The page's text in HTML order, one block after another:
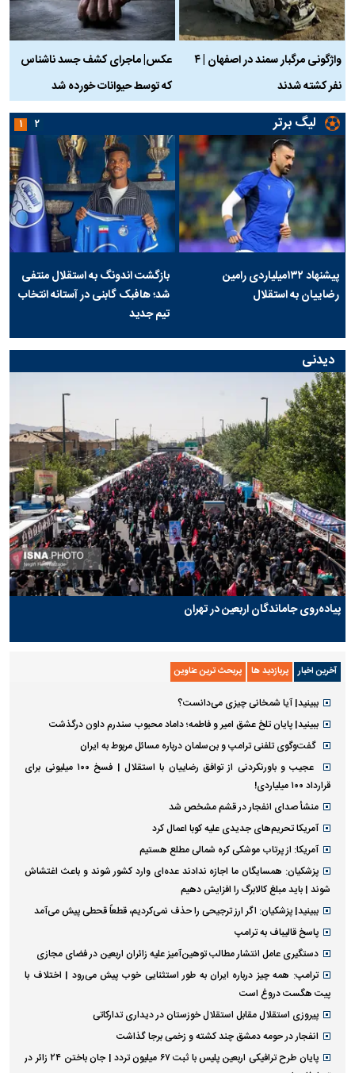
واژگونی مرگبار سمند در اصفهان | ۴
نفر کشته شدند
عکس| ماجرای کشف جسد ناشناس
که توسط حیوانات خورده شد
لیگ برتر
پیشنهاد ۱۳۲میلیاردی رامین
رضاییان به استقلال
بازگشت اندونگ به استقلال منتفی
شد؛ هافبک گابنی در آستانه انتخاب
تیم جدید
۱ ۲
دیدنی
پیاده‌روی جاماندگان اربعین در تهران
آخرین اخبار پربازدید ها پربحث ترین عناوین
ببینید| آیا شمخانی چیزی می‌دانست؟
ببینید| پایان تلخ عشق امیر و فاطمه؛ داماد محبوب سندرم داون درگذشت
گفت‌وگوی تلفنی ترامپ و بن‌سلمان درباره مسائل مربوط به ایران
عجیب و باورنکردنی از توافق رضاییان با استقلال | فسخ ۱۰۰ میلیونی برای
قرارداد ۱۰۰ میلیاردی!
منشأ صدای انفجار در قشم مشخص شد
آمریکا تحریم‌های جدیدی علیه کوبا اعمال کرد
آمریکا: از پرتاب موشکی کره شمالی مطلع هستیم
پزشکیان: همسایگان ما اجازه ندادند عده‌ای وارد کشور شوند و باعث اغتشاش
شوند | باید مبلغ کالابرگ را افزایش دهیم
ببینید| پزشکیان: اگر ارز ترجیحی را حذف نمی‌کردیم، قطعاً قحطی پیش می‌آمد
پاسخ قالیباف به ترامپ
دستگیری عامل انتشار مطالب توهین‌آمیز علیه زائران اربعین در فضای مجازی
ترامپ: همه چیز درباره ایران به طور استثنایی خوب پیش می‌رود | اختلاف با
پیت هگست دروغ است
پیروزی استقلال مقابل استقلال خوزستان در دیداری تدارکاتی
انفجار در حومه دمشق چند کشته و زخمی برجا گذاشت
پایان طرح ترافیکی اربعین پلیس با ثبت ۶۷ میلیون تردد | جان باختن ۲۴ زائر در